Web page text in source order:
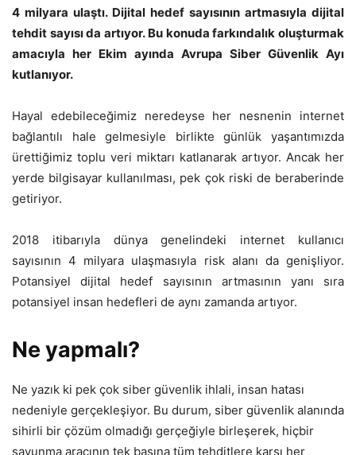
4 milyara ulaştı. Dijital hedef sayısının artmasıyla dijital
tehdit sayısı da artıyor. Bu konuda farkındalık oluşturmak
amacıyla her Ekim ayında Avrupa Siber Güvenlik Ayı
kutlanıyor.
Hayal edebileceğimiz neredeyse her nesnenin internet
bağlantılı hale gelmesiyle birlikte günlük yaşantımızda
ürettiğimiz toplu veri miktarı katlanarak artıyor. Ancak her
yerde bilgisayar kullanılması, pek çok riski de beraberinde
getiriyor.
2018 itibarıyla dünya genelindeki internet kullanıcı
sayısının 4 milyara ulaşmasıyla risk alanı da genişliyor.
Potansiyel dijital hedef sayısının artmasının yanı sıra
potansiyel insan hedefleri de aynı zamanda artıyor.
Ne yapmalı?
Ne yazık ki pek çok siber güvenlik ihlali, insan hatası
nedeniyle gerçekleşiyor. Bu durum, siber güvenlik alanında
sihirli bir çözüm olmadığı gerçeğiyle birleşerek, hiçbir
savunma aracının tek başına tüm tehditlere karşı her